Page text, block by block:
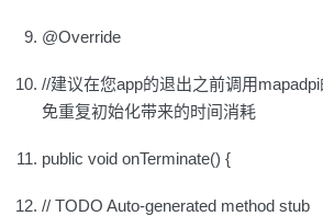
@Override
//建议在您app的退出之前调用
免重复初始化带来的时间消耗
public void onTerminate() {
// TODO Auto-generated method stub